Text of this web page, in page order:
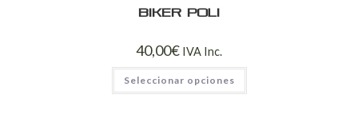
Biker Poli
40,00€ IVA Inc.
Seleccionar opciones